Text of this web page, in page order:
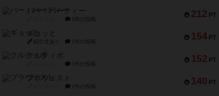
212 PT
バー！パーティー
1件の投稿
154 PT
ギョッと
紹介文あり 1件の投稿
152 PT
クルティボ
1件の投稿
140 PT
ブラヴェスト
1件の投稿